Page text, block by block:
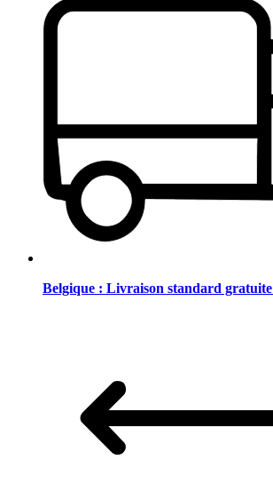
Belgique : Livraison standard gratuite